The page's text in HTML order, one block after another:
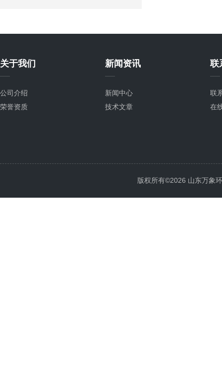
关于我们
公司介绍
荣誉资质
新闻资讯
新闻中心
技术文章
联
联
在
版权所有©2026 山东万象